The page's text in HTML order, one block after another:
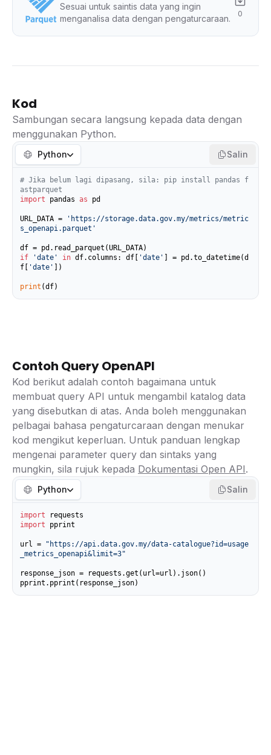
Sesuai untuk saintis data yang ingin
menganalisa data dengan pengaturcaraan.
0
Kod
Sambungan secara langsung kepada data dengan
menggunakan Python.
Python Salin
# Jika belum lagi dipasang, sila: pip install pandas f
astparquet
import pandas as pd
URL_DATA =
'https://storage.data.gov.my/metrics/metric
s_openapi.parquet'
if
'date' in df.columns: df[ 'date'
] = pd.to_datetime(d
f[
'date' ])
print (df)
Contoh Query OpenAPI
Kod berikut adalah contoh bagaimana untuk
membuat query API untuk mengambil katalog data
yang disebutkan di atas. Anda boleh menggunakan
pelbagai bahasa pengaturcaraan dengan menukar
kod mengikut keperluan. Untuk panduan lengkap
mengenai parameter query dan sintaks yang
mungkin, sila rujuk kepada Dokumentasi Open API.
Python Salin
import
import pprint
url =
"https://api.data.gov.my/data-catalogue?id=usage
_metrics_openapi&limit=3"
response_json = requests.get(url=url).json()
pprint.pprint(response_json)